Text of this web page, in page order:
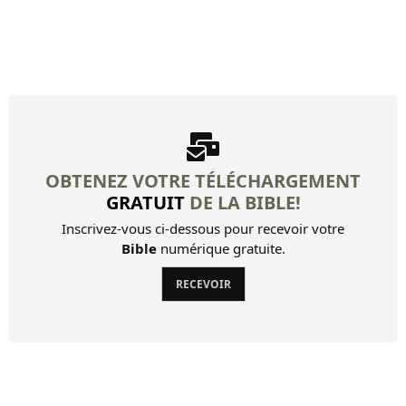
OBTENEZ VOTRE TÉLÉCHARGEMENT
GRATUITDE LA BIBLE!
Inscrivez-vous ci-dessous pour recevoir votre
Biblenumérique gratuite.
RECEVOIR